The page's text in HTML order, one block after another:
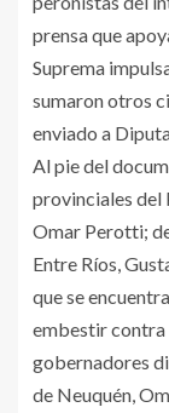
prensa que
Suprema
sumaron otros
enviado a
Al pie del
provinciales del
Omar Perotti;
Entre Ríos,
que se
embestir contra
gobernadores
de Neuquén,